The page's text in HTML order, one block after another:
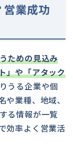
業成功
ための見込み
」や「アタック
うる企業や個
業種、地域、
る情報が一覧
効率よく営業活